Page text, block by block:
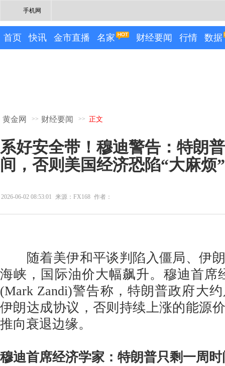
手机网
首页 快讯 金市直播 名家 财经要闻 行情 数据
黄金网 >> 财经要闻 >> 正文
系好安全带！穆迪警告：特朗
间，否则美国经济恐陷“大麻烦”
2026-06-02 08:53:01 来源：FX168 作者：
随着美伊和平谈判陷入僵局、伊朗
海峡，国际油价大幅飙升。穆迪首席
(Mark Zandi)警告称，特朗普政府大
伊朗达成协议，否则持续上涨的能源
推向衰退边缘。
穆迪首席经济学家：特朗普只剩一周时